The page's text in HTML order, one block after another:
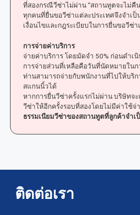
ที่สองกรณีวีซ่าไม่ผ่าน “สถานทูตจะไม่คื
ทุกคนที่ยื่นขอวีซ่าแต่ละประเทศจึงจำเป็
เงื่อนไขและกฎระเบียบในการยื่นขอวีซ่
การจ่ายค่าบริการ
จ่ายค่าบริการ โดยมัดจำ 50% ก่อนดำเนิ
การจ่ายส่วนที่เหลือคือวันที่นัดหมายใน
ท่านสามารถจ่ายกับพนักงานที่ไปให้บริ
สแกนนิ้วได้
หากการยื่นวีซ่าครั้งแรกไม่ผ่าน บริษัทจะ
วีซ่าให้อีกครั้งรอบที่สองโดยไม่มีค่าใช้จ่า
ธรรมเนียมวีซ่าของสถานทูตที่ลูกค้าจำเ
ติดต่อเรา